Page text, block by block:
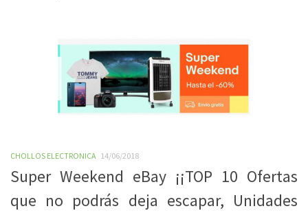
CHOLLOS ELECTRONICA 14/06/2018
Super Weekend eBay ¡¡TOP 10 Ofertas
que no podrás deja escapar, Unidades